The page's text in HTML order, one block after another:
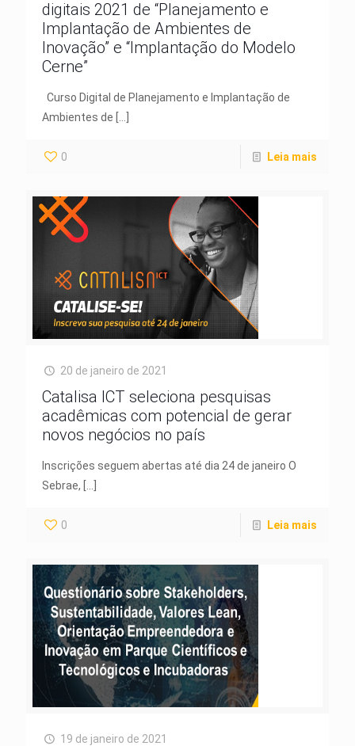
digitais 2021 de “Planejamento e
Implantação de Ambientes de
Inovação” e “Implantação do Modelo
Cerne”
Curso Digital de Planejamento e Implantação de
Ambientes de
0 Leia mais
20 de janeiro de 2021
Catalisa ICT seleciona pesquisas
acadêmicas com potencial de gerar
novos negócios no país
Inscrições seguem abertas até dia 24 de janeiro O
Sebrae,
0 Leia mais
19 de janeiro de 2021